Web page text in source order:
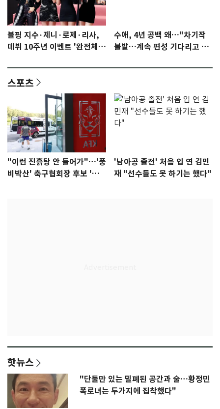
블핑 지수·제니·로제·리사,
데뷔 10주년 이벤트 '완전체'
수애, 4년 공백 왜…"차기작
불발…계속 편성 기다리고 있
스포츠
"이런 진흙탕 안 들어가"…'풍
비박산' 축구협회장 후보 '실
'남아공 졸전' 처음 입 연 김민
재 "선수들도 못 하기는 했다"
핫뉴스
"단둘만 있는 밀폐된 공간과 술…황정민
폭로녀는 두가지에 집착했다"